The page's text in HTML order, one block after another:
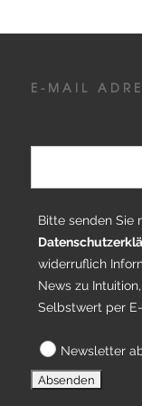
E-MAIL
Bitte senden Sie
widerruflich
News zu
Selbstwert per
Newsletter